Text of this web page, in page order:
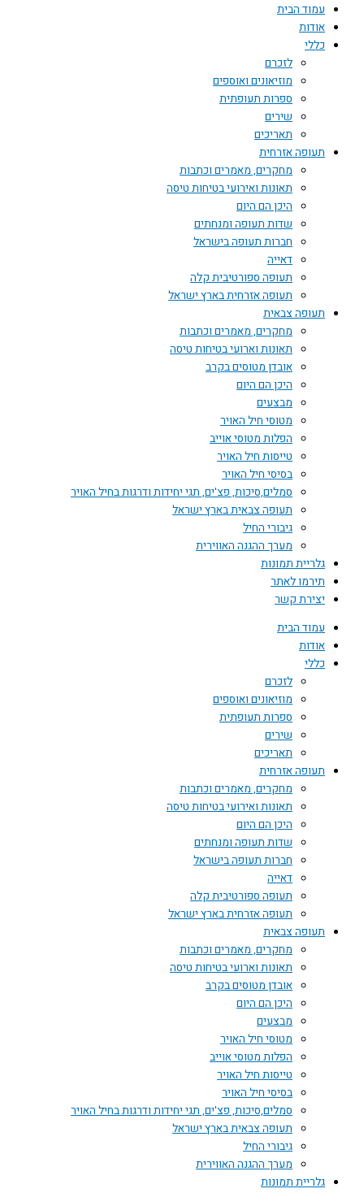
עמוד הבית
אודות
כללי
לזכרם
מוזיאונים ואוספים
ספרות תעופתית
שירים
תאריכים
תעופה אזרחית
מחקרים, מאמרים וכתבות
תאונות ואירועי בטיחות טיסה
היכן הם היום
שדות תעופה ומנחתים
חברות תעופה בישראל
דאייה
תעופה ספורטיבית קלה
תעופה אזרחית בארץ ישראל
תעופה צבאית
מחקרים, מאמרים וכתבות
תאונות וארועי בטיחות טיסה
אובדן מטוסים בקרב
היכן הם היום
מבצעים
מטוסי חיל האויר
הפלות מטוסי אוייב
טייסות חיל האויר
בסיסי חיל האויר
סמלים,סיכות, פצ'ים, תגי יחידות ודרגות בחיל האויר
תעופה צבאית בארץ ישראל
גיבורי החיל
מערך ההגנה האווירית
גלריית תמונות
תירמו לאתר
יצירת קשר
עמוד הבית
אודות
כללי
לזכרם
מוזיאונים ואוספים
ספרות תעופתית
שירים
תאריכים
תעופה אזרחית
מחקרים, מאמרים וכתבות
תאונות ואירועי בטיחות טיסה
היכן הם היום
שדות תעופה ומנחתים
חברות תעופה בישראל
דאייה
תעופה ספורטיבית קלה
תעופה אזרחית בארץ ישראל
תעופה צבאית
מחקרים, מאמרים וכתבות
תאונות וארועי בטיחות טיסה
אובדן מטוסים בקרב
היכן הם היום
מבצעים
מטוסי חיל האויר
הפלות מטוסי אוייב
טייסות חיל האויר
בסיסי חיל האויר
סמלים,סיכות, פצ'ים, תגי יחידות ודרגות בחיל האויר
תעופה צבאית בארץ ישראל
גיבורי החיל
מערך ההגנה האווירית
גלריית תמונות